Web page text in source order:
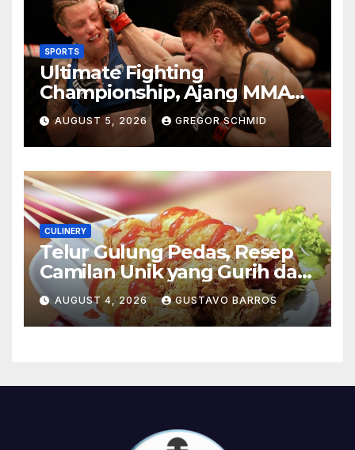
SPORTS
Ultimate Fighting
Championship, Ajang MMA
Paling Bergengsi di Dunia
AUGUST 5, 2026 GREGOR SCHMID
CULINERY
Telur Gulung Pedas, Resep
Camilan Unik yang Gurih dan
Bikin Nagih
AUGUST 4, 2026 GUSTAVO BARROS